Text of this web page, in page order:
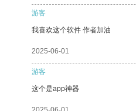
游客
我喜欢这个软件 作者加油
2025-06-01
游客
这个是app神器